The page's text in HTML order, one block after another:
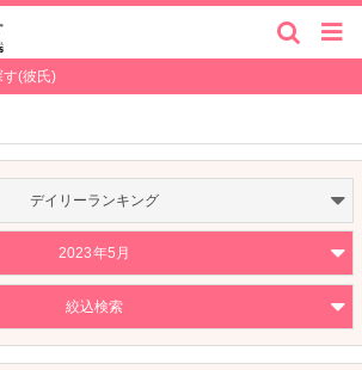
(彼氏)
デイリーランキング
2023年5月
絞込検索